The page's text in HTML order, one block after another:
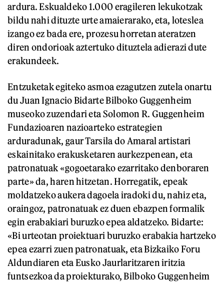
ardura. Eskualdeko 1.000 eragileren lekukotzak
bildu nahi dituzte urte amaierarako, eta, loteslea
izango ez bada ere, prozesu horretan ateratzen
diren ondorioak aztertuko dituztela adierazi dute
erakundeek.
Entzuketak egiteko asmoa ezagutzen zutela onartu
du Juan Ignacio Bidarte Bilboko Guggenheim
museoko zuzendari eta Solomon R. Guggenheim
Fundazioaren nazioarteko estrategien
arduradunak, gaur Tarsila do Amaral artistari
eskainitako erakusketaren aurkezpenean, eta
patronatuak «gogoetarako ezarritako denboraren
parte» da, haren hitzetan. Horregatik, epeak
moldatzeko aukera dagoela iradoki du, nahiz eta,
oraingoz, patronatuak ez duen ebazpen formalik
egin erabakiari buruzko epea aldatzeko. Bidarte:
«Bi urteotan proiektuari buruzko erabakia hartzeko
epea ezarri zuen patronatuak, eta Bizkaiko Foru
Aldundiaren eta Eusko Jaurlaritzaren iritzia
funtsezkoa da proiekturako, Bilboko Guggenheim